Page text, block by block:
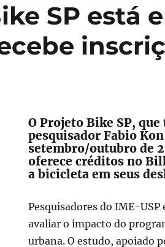
SP está
O Projeto Bike SP,
pesquisador Fabio
setembro/outubro de
oferece créditos no
a bicicleta em seus
Pesquisadores do IME-
avaliar o impacto do
urbana. O estudo, apoiado